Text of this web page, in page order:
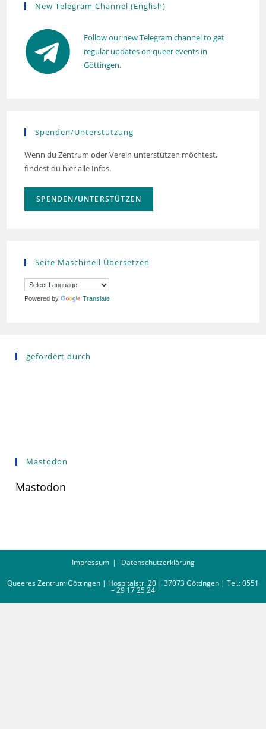
New Telegram Channel (English)
Follow our new Telegram channel to get
regular updates on queer events in
Göttingen.
Spenden/Unterstützung
Wenn du Zentrum oder Verein unterstützen möchtest,
findest du hier alle Infos.
SPENDEN/UNTERSTÜTZEN
Seite Maschinell Übersetzen
Powered by Translate
gefördert durch
Mastodon
Mastodon
Impressum Datenschutzerklärung
Queeres Zentrum Göttingen | Hospitalstr. 20 | 37073 Göttingen | Tel.: 0551
– 29 17 25 24